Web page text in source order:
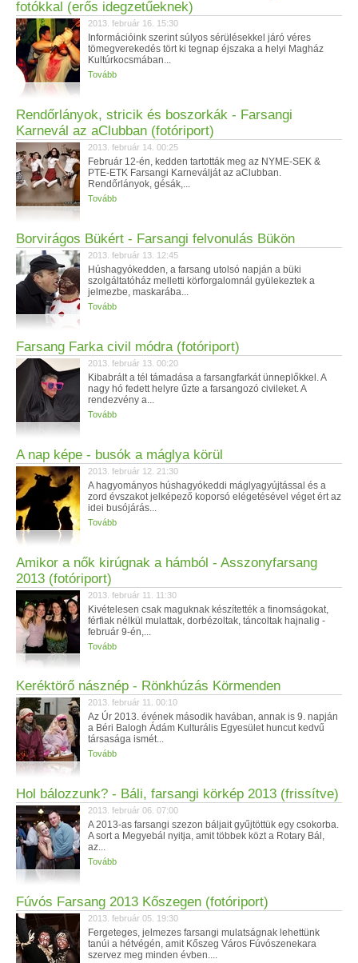
fotókkal (erős idegzetűeknek)
2013. február 16. 15:30
Információink szerint súlyos sérülésekkel járó véres
tömegverekedés tört ki tegnap éjszaka a helyi Magház
Kultúrkocsmában...
Tovább
Rendőrlányok, stricik és boszorkák - Farsangi
Karnevál az aClubban (fotóriport)
2013. február 14. 00:25
Február 12-én, kedden tartották meg az NYME-SEK &
PTE-ETK Farsangi Karneválját az aClubban.
Rendőrlányok, gésák,...
Tovább
Borvirágos Bükért - Farsangi felvonulás Bükön
2013. február 13. 12:45
Húshagyókedden, a farsang utolsó napján a büki
szolgáltatóház melletti körforgalomnál gyülekeztek a
jelmezbe, maskarába...
Tovább
Farsang Farka civil módra (fotóriport)
2013. február 13. 00:20
Kibabrált a tél támadása a farsangfarkát ünneplőkkel. A
nagy hó fedett helyre űzte a farsangozó civileket. A
rendezvény a...
Tovább
A nap képe - busók a máglya körül
2013. február 12. 21:30
A hagyományos húshagyókeddi máglyagyújtással és a
zord évszakot jelképező koporsó elégetésével véget ért az
idei busójárás...
Tovább
Amikor a nők kirúgnak a hámból - Asszonyfarsang
2013 (fotóriport)
2013. február 11. 11:30
Kivételesen csak maguknak készítették a finomságokat,
férfiak nélkül mulattak, dorbézoltak, táncoltak hajnalig -
február 9-én,...
Tovább
Keréktörő násznép - Rönkhúzás Körmenden
2013. február 11. 00:10
Az Úr 2013. évének második havában, annak is 9. napján
a Béri Balogh Ádám Kulturális Egyesület huncut kedvű
társasága ismét...
Tovább
Hol bálozzunk? - Báli, farsangi körkép 2013 (frissítve)
2013. február 06. 07:00
A 2013-as farsangi szezon báljait gyűjtöttük egy csokorba.
A sort a Megyebál nyitja, amit többek közt a Rotary Bál,
az...
Tovább
Fúvós Farsang 2013 Kőszegen (fotóriport)
2013. február 05. 19:30
Fergeteges, jelmezes farsangi mulatságnak lehettünk
tanúi a hétvégén, amit Kőszeg Város Fúvószenekara
szervez meg minden évben....